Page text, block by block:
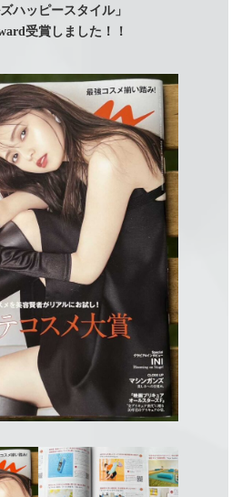
ズハッピースタイル」
受賞しました！！